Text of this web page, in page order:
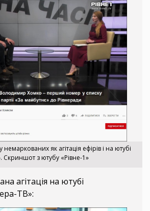
як агітація ефірів і на ютубі
Скриншот з ютубу «Рівне-1»
агітація на ютубі
ТВ»: